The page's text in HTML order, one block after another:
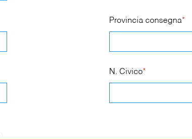
Provincia consegna*
N. Civico*